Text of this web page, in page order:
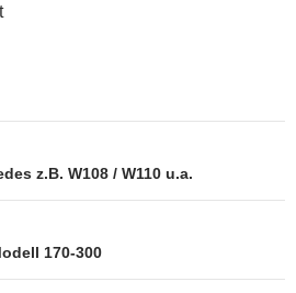
z.B. W108 / W110 u.a.
170-300